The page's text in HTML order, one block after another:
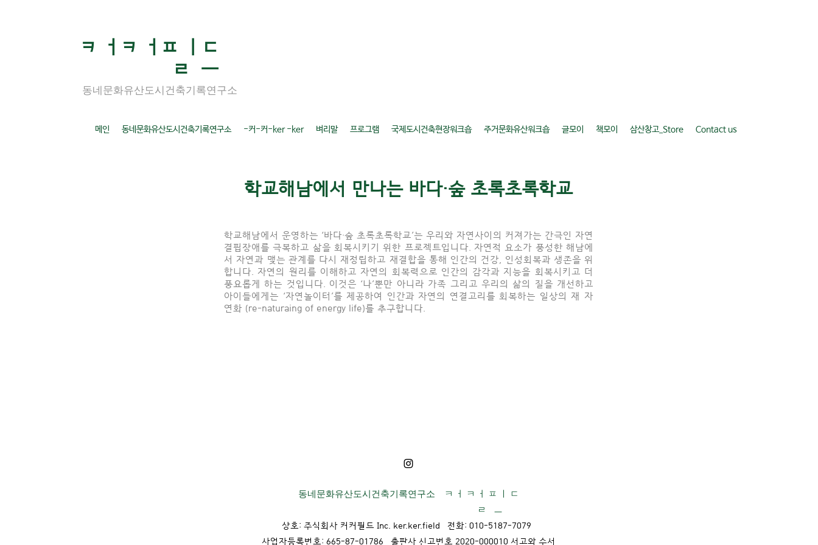
ㅋ ㅓㅋ ㅓㅍ ㅣㄷ
ㄹ ㅡ
동네문화유산도시건축기록연구소
메인 동네문화유산도시건축기록연구소 -커-커-ker -ker 벼리말 프로그램 국제도시건축현장워크숍 주거문화유산워크숍 글모이 책모이 삼산창고_Store Contact us
학교해남에서 만나는 바다·숲 초록초록학교
학교해남에서 운영하는 ‘바다·숲 초록초록학교’는 우리와 자연사이의 커져가는 간극인 자연
결핍장애를 극복하고 삶을 회복시키기위한 프로젝트입니다. 자연적 요소가 풍성한 해남에
서 자연과 맺는 관계를 다시 재정립하고 재결합을 통해 인간의 건강, 인성회복과 생존을 위
합니다. 자연의 원리를 이해하고 자연의 회복력으로 인간의 감각과 지능을 회복시키고 더
풍요롭게 하는 것입니다. 이것은 ‘나’뿐만 아니라 가족 그리고 우리의 삶의 질을 개선하고
아이들에게는 ‘자연놀이터’를 제공하여 인간과 자연의 연결고리를 회복하는 일상의 재 자
연화 (re-naturaing of energy life)를 추구합니다.
동네문화유산도시건축기록연구소 ㅋ ㅓ ㅋ ㅓ ㅍ ㅣ ㄷ
ㄹ ㅡ
상호: 주식회사 커커필드 Inc. ker.ker.field 전화: 010-5187-7079
사업자등록번호: 665-87-01786 출판사 신고번호 2020-000010 서고와 수서